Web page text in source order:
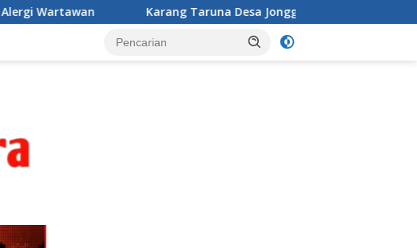
Karang Taruna Desa Jonggol menggelar aksi penataan dan